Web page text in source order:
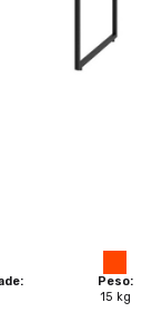
Peso:
15 kg